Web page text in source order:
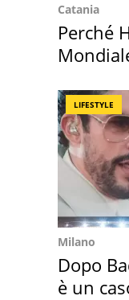
Catania
Perché
LIFESTYLE
Milano
Dopo
è un